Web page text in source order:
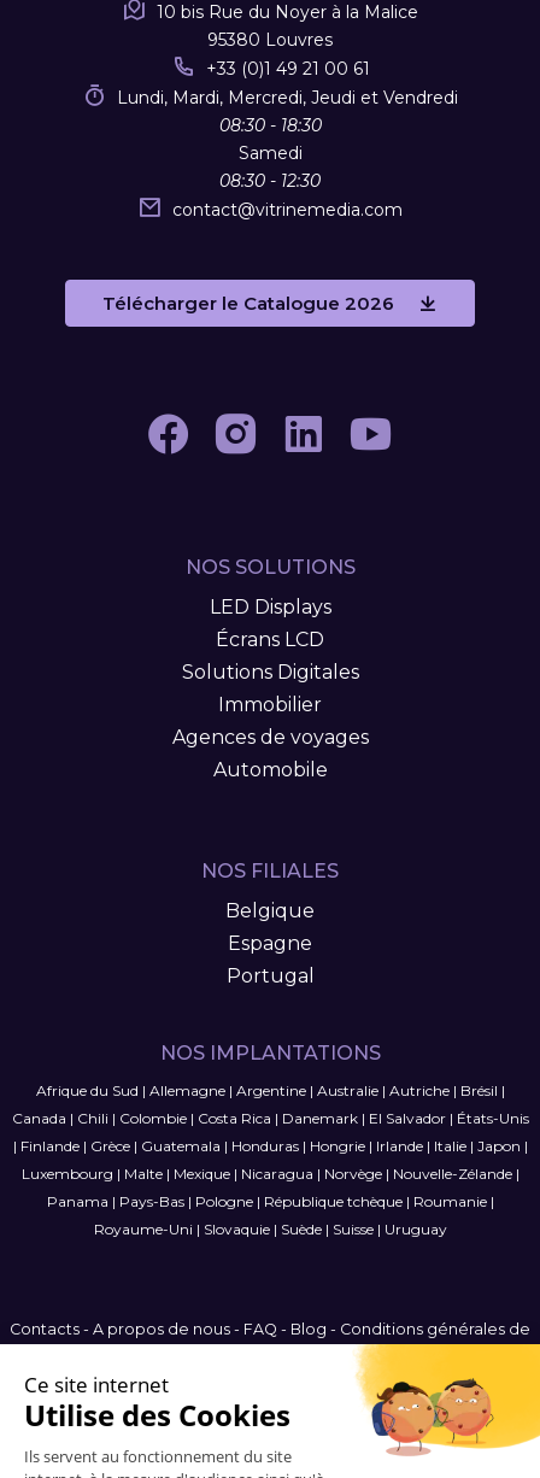
10 bis Rue du Noyer à la Malice
95380 Louvres
+33 (0)1 49 21 00 61
Lundi, Mardi, Mercredi, Jeudi et Vendredi
08:30 - 18:30
Samedi
08:30 - 12:30
contact@vitrinemedia.com
Télécharger le Catalogue 2026
NOS SOLUTIONS
LED Displays
Écrans LCD
Solutions Digitales
Immobilier
Agences de voyages
Automobile
NOS FILIALES
Belgique
Espagne
Portugal
NOS IMPLANTATIONS
Afrique du Sud | Allemagne| Argentine| Australie| Autriche| Brésil |
Canada | Chili | Colombie| Costa Rica | Danemark| El Salvador| États-Unis
| Finlande| Grèce| Guatemala | Honduras| Hongrie| Irlande| Italie| Japon |
Luxembourg | Malte| Mexique| Nicaragua | Norvège| Nouvelle-Zélande|
Panama | Pays-Bas| Pologne| République tchèque| Roumanie|
Royaume-Uni | Slovaquie| Suède| Suisse| Uruguay
Contacts - A propos de nous - FAQ - Blog - Conditions générales de
Politique de confidentialité-Plan du site